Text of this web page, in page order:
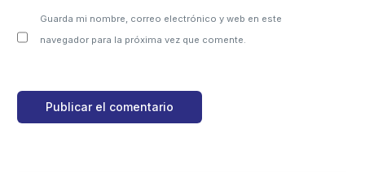
Guarda mi nombre, correo electrónico y web en este
navegador para la próxima vez que comente.